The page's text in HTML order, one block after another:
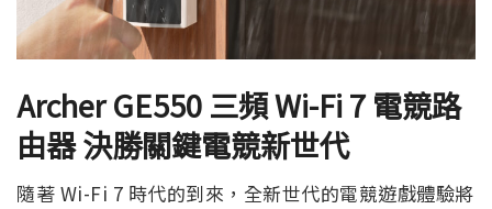
Archer GE550 三頻 Wi-Fi 7 電競路
由器 決勝關鍵電競新世代
隨著 Wi-Fi 7 時代的到來，全新世代的電競遊戲體驗將